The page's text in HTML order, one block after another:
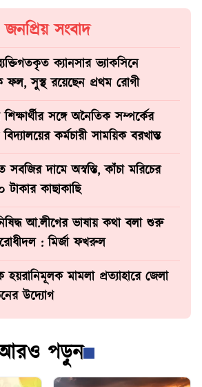
জনপ্রিয় সংবাদ
ক্যানসার ভ্যাকসিনে
ফল, সুস্থ রয়েছেন প্রথম রোগী
সঙ্গে অনৈতিক সম্পর্কের
কর্মচারী সাময়িক বরখাস্ত
সবজির দামে অস্বস্তি, কাঁচা মরিচের
কাছাকাছি
আ.লীগের ভাষায় কথা বলা শুরু
: মির্জা ফখরুল
হয়রানিমূলক মামলা প্রত্যাহারে জেলা
উদ্যোগ
আরও পড়ুন